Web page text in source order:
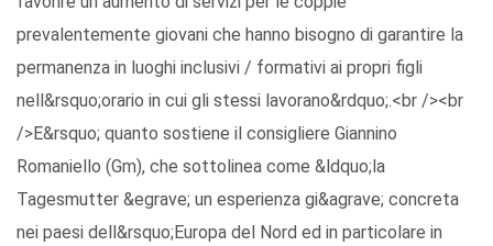
prevalentemente giovani che hanno bisogno di garantire la
permanenza in luoghi inclusivi / formativi ai propri figli
nell&rsquo;orario in cui gli stessi lavorano&rdquo;.<br /><br
/>E&rsquo; quanto sostiene il consigliere Giannino
Romaniello (Gm), che sottolinea come &ldquo;la
Tagesmutter &egrave; un esperienza gi&agrave; concreta
nei paesi dell&rsquo;Europa del Nord ed in particolare in